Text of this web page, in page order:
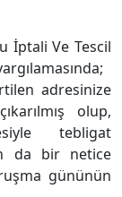
İptali Ve Tescil
adresinize
olup,
tebligat
da bir netice
gününün